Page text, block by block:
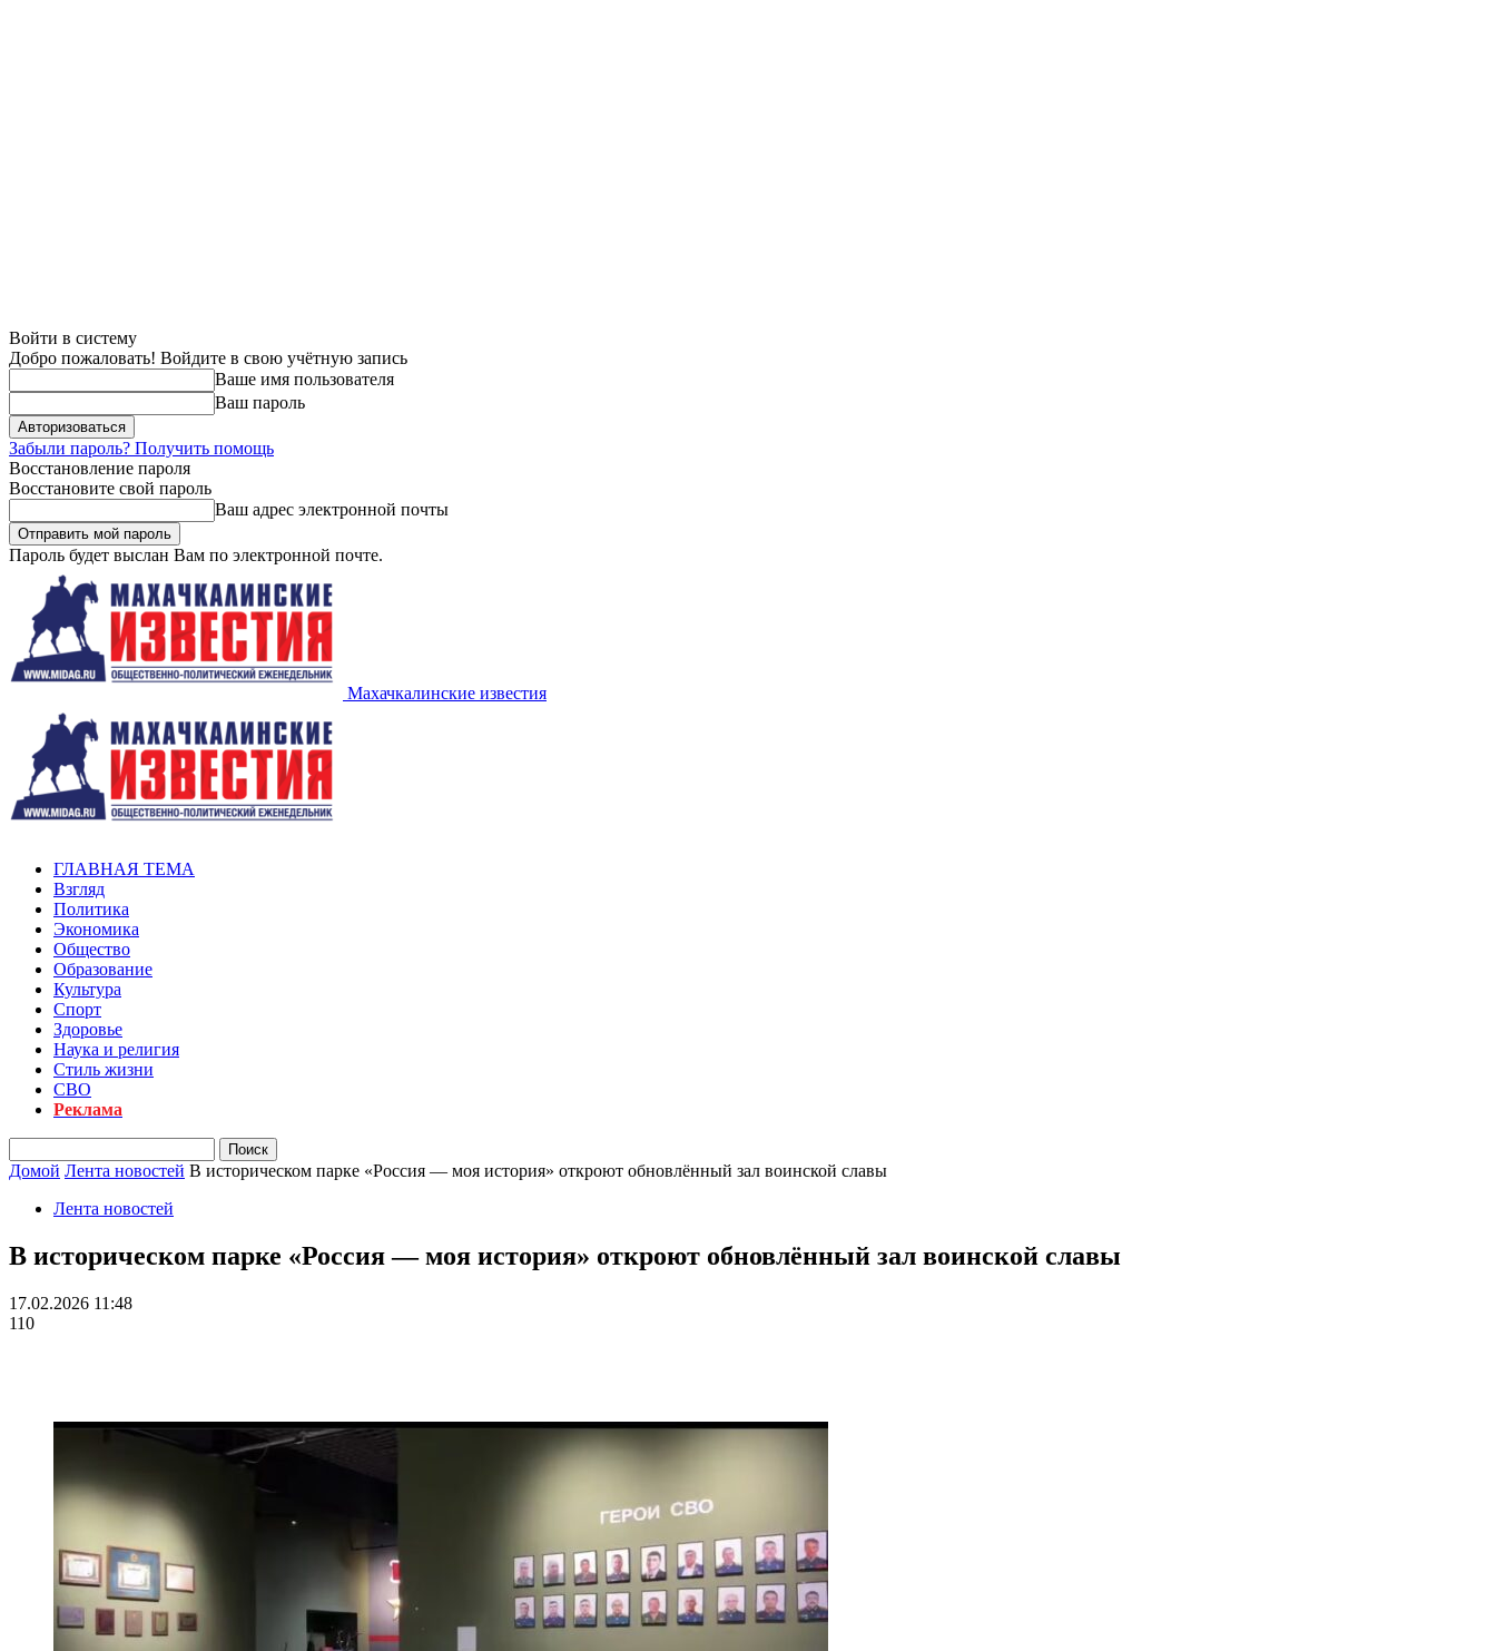
Войти в систему
Добро пожаловать! Войдите в свою учётную запись
Ваше имя пользователя
Ваш пароль
Забыли пароль? Получить помощь
Восстановление пароля
Восстановите свой пароль
Ваш адрес электронной почты
Пароль будет выслан Вам по электронной почте.
Махачкалинские известия
ГЛАВНАЯ ТЕМА
Взгляд
Политика
Экономика
Общество
Образование
Культура
Спорт
Здоровье
Наука и религия
Стиль жизни
СВО
Реклама
Домой Лента новостей В историческом парке «Россия — моя история» откроют обновлённый зал воинской славы
Лента новостей
В историческом парке «Россия — моя история» откроют обновлённый зал воинской славы
17.02.2026 11:48
110